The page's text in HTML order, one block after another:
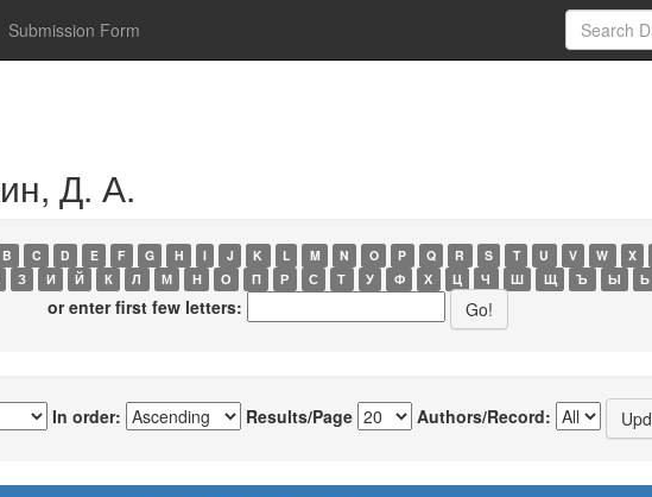
Submission Form
Д. А.
B C D E F G H I J K L M N O P Q R S T U V W X
З И Й К Л М Н О П Р С Т У Ф Х Ц Ч Ш Щ Ъ Ы Ь
or enter first few letters:
In order: Results/Page Authors/Record: